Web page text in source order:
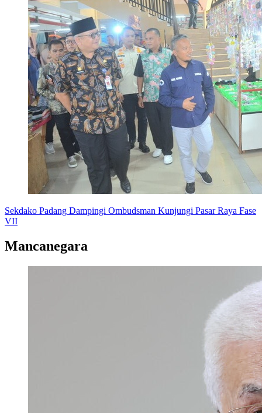
Sekdako Padang Dampingi Ombudsman Kunjungi Pasar Raya Fase
VII
Mancanegara